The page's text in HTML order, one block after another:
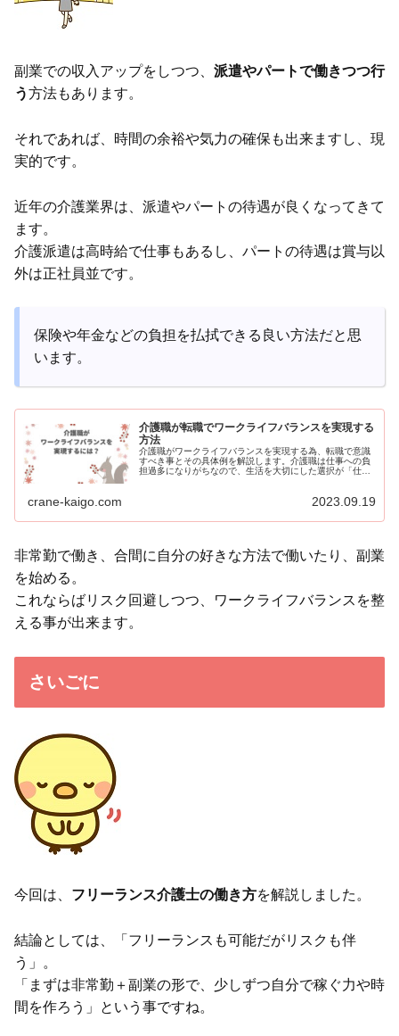
副業での収入アップをしつつ、 派遣やパートで働きつつ行
う方法もあります。
それであれば、時間の余裕や気力の確保も出来ますし、現
実的です。
近年の介護業界は、派遣やパートの待遇が良くなってきて
ます。
介護派遣は高時給で仕事もあるし、パートの待遇は賞与以
外は正社員並です。
保険や年金などの負担を払拭できる良い方法だと思
います。
介護職が転職でワークライフバランスを実現する
方法
介護職がワークライフバランスを実現する為、転職で意識
すべき事とその具体例を解説します。介護職は仕事への負
担過多になりがちなので、生活を大切にした選択が「仕事
crane-kaigo.com 2023.09.19
非常勤で働き、合間に自分の好きな方法で働いたり、副業
を始める。
これならばリスク回避しつつ、ワークライフバランスを整
える事が出来ます。
さいごに
今回は、 フリーランス介護士の働き方を解説しました。
結論としては、「フリーランスも可能だがリスクも伴
う」。
「まずは非常勤＋副業の形で、少しずつ自分で稼ぐ力や時
間を作ろう」という事ですね。